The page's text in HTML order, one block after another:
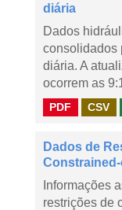
diária
Dados
consolidados
diária. A
ocorrem as
PDF CSV
Dados de
Informações
restrições de